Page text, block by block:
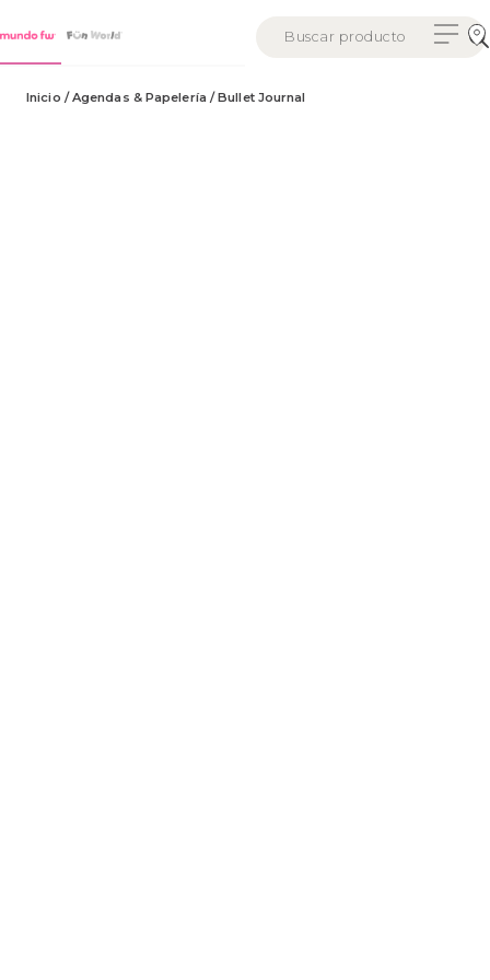
Inicio /Agendas & Papelería / Bullet Journal